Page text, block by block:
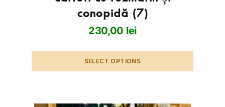
conopidă (7)
230,00 lei
SELECT OPTIONS